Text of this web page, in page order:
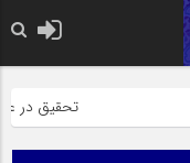
تحقیق در